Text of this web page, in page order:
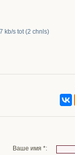
kb/s tot (2 chnls)
Ваше имя *: